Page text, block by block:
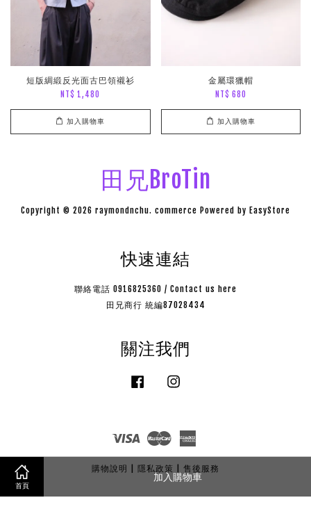
首頁
加入購物車
短版綢緞反光面古巴領襯衫
NT$ 1,480
加入購物車
金屬環獵帽
NT$ 680
加入購物車
田兄BroTin
Copyright © 2026 raymondnchu. commerce Powered by EasyStore
快速連結
聯絡電話 0916825360 / Contact us here
田兄商行 統編87028434
關注我們
Facebook
Visa Master
購物說明 | 隱私政策 | 售後服務